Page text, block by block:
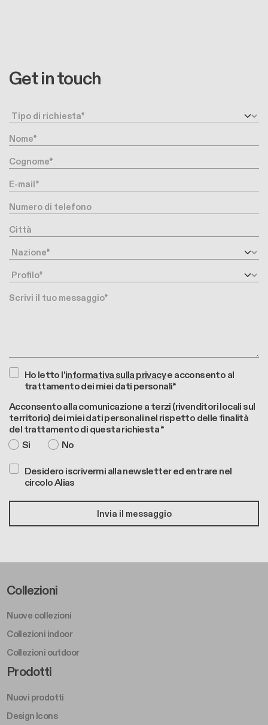
Get in touch
Request type
Nome
Cognome
E-mail
Numero di telefono
Città
Nazione
Profilo
Messaggio
Ho letto l'informativa sulla privacye acconsento al
trattamento dei miei dati personali*
Acconsento alla comunicazione a terzi (rivenditori locali sul
territorio) dei miei dati personali nel rispetto delle finalità
del trattamento di questa richiesta *
Si
No
Desidero iscrivermi alla newsletter ed entrare nel
circolo Alias
Footer Left Middle A
Collezioni
Nuove collezioni
Collezioni indoor
Collezioni outdoor
Footer Right Middle A
Prodotti
Nuovi prodotti
Design Icons